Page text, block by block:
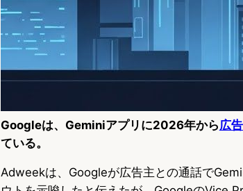
Googleは、Geminiアプリに2026年から広
ている。
Adweekは、Googleが広告主との通話で